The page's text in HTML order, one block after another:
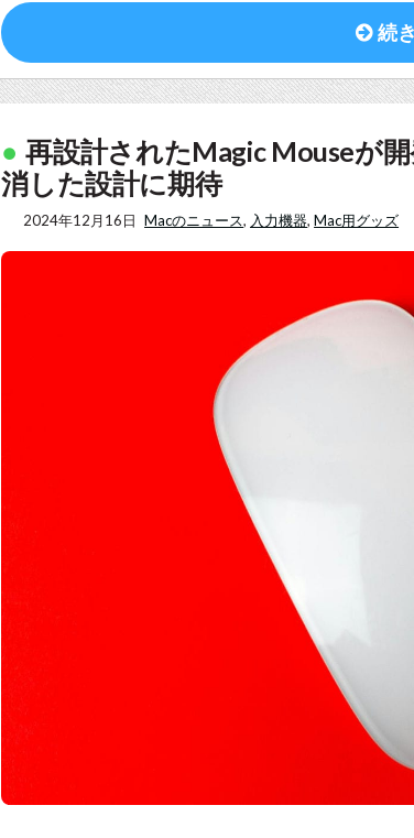
続
再設計されたMagic Mouseが
消した設計に期待
2024年12月16日 Macのニュース, 入力機器,Mac用グッズ